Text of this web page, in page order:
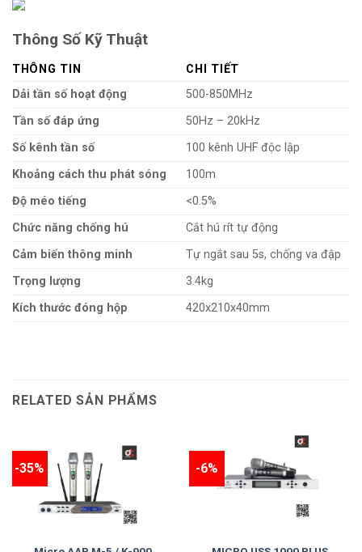
Thông Số Kỹ Thuật
THÔNG TIN
CHI TIẾT
Dải tần số hoạt động
500-850MHz
Tần số đáp ứng
50Hz – 20kHz
Số kênh tần số
100 kênh UHF độc lập
Khoảng cách thu phát sóng
100m
Độ méo tiếng
<0.5%
Chức năng chống hú
Cắt hú rít tự động
Cảm biến thông minh
Tự ngắt sau 5s, chống va đập
Trọng lượng
3.4kg
Kích thước đóng hộp
420x210x40mm
RELATED SẢN PHẨMS
-35% -6%